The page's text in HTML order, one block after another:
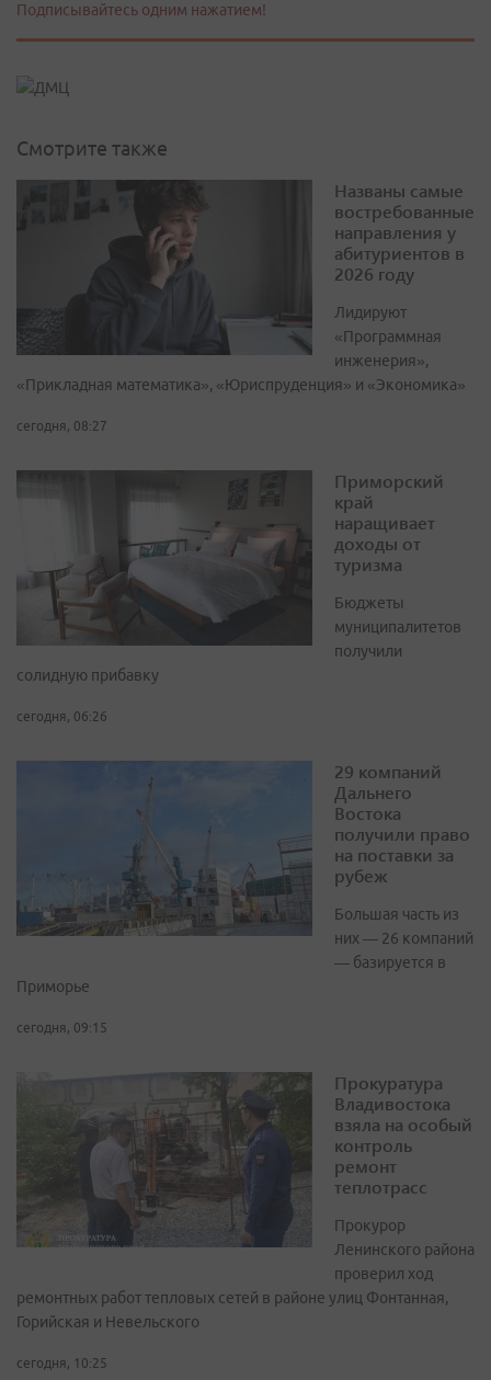
Подписывайтесь одним нажатием!
Смотрите также
Названы самые
востребованные
направления у
абитуриентов в
2026 году
Лидируют
«Программная
инженерия»,
«Прикладная математика», «Юриспруденция» и «Экономика»
сегодня, 08:27
Приморский
край
наращивает
доходы от
туризма
Бюджеты
муниципалитетов
получили
солидную прибавку
сегодня, 06:26
29 компаний
Дальнего
Востока
получили право
на поставки за
рубеж
Большая часть из
них — 26 компаний
— базируется в
Приморье
сегодня, 09:15
Прокуратура
Владивостока
взяла на особый
контроль
ремонт
теплотрасс
Прокурор
Ленинского района
проверил ход
ремонтных работ тепловых сетей в районе улиц Фонтанная,
Горийская и Невельского
сегодня, 10:25